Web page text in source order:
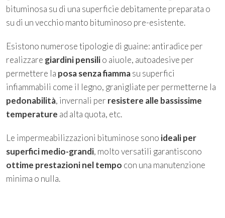
bituminosa su di una superficie debitamente preparata o
su di un vecchio manto bituminoso pre-esistente.
Esistono numerose tipologie di guaine: antiradice per
realizzare giardini pensilio aiuole, autoadesive per
permettere la posa senza fiammasu superfici
infiammabili come il legno, granigliate per permetterne la
pedonabilità, invernali per resistere alle bassissime
temperature ad alta quota, etc.
Le impermeabilizzazioni bituminose sono ideali per
superfici medio-grandi, molto versatili garantiscono
ottime prestazioni nel tempo con una manutenzione
minima o nulla.